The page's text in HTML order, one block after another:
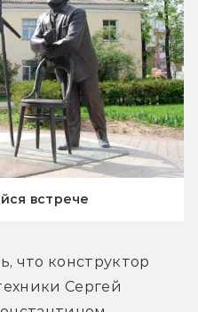
встрече
что конструктор
Сергей